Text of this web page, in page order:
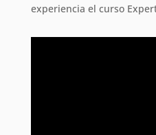
experiencia el curso